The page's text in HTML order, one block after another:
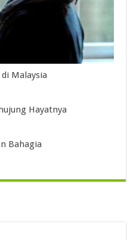
Malaysia
Hayatnya
Bahagia